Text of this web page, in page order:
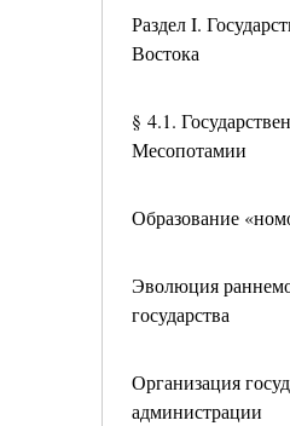
Раздел I.
Востока
§ 4.1.
Месопотамии
Образование
Эволюция
государства
Организация
администрации